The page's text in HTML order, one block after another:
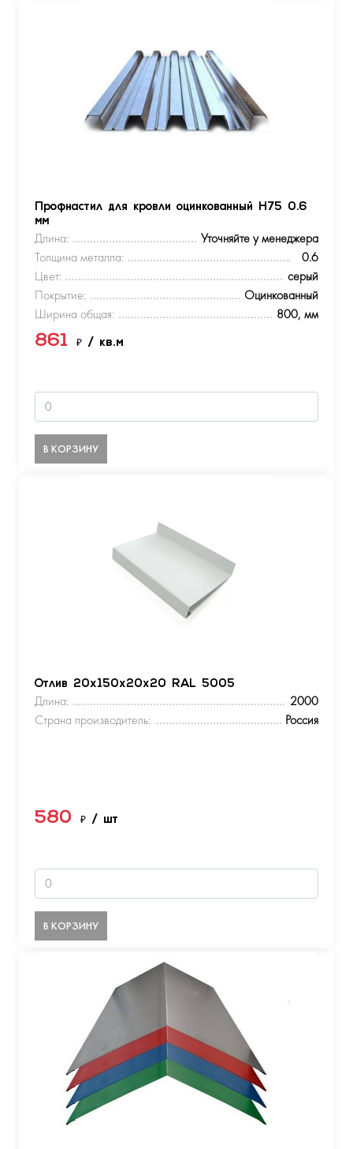
Профнастил для кровли оцинкованный Н75 0.6
мм
Длина:
Уточняйте у менеджера
Толщина металла:
0.6
Цвет:
серый
Покрытие:
Оцинкованный
Ширина общая:
800, мм
861 ₽ / кв.м
В КОРЗИНУ
Отлив 20х150х20х20 RAL 5005
Длина:
2000
Страна производитель:
Россия
580 ₽ / шт
В КОРЗИНУ